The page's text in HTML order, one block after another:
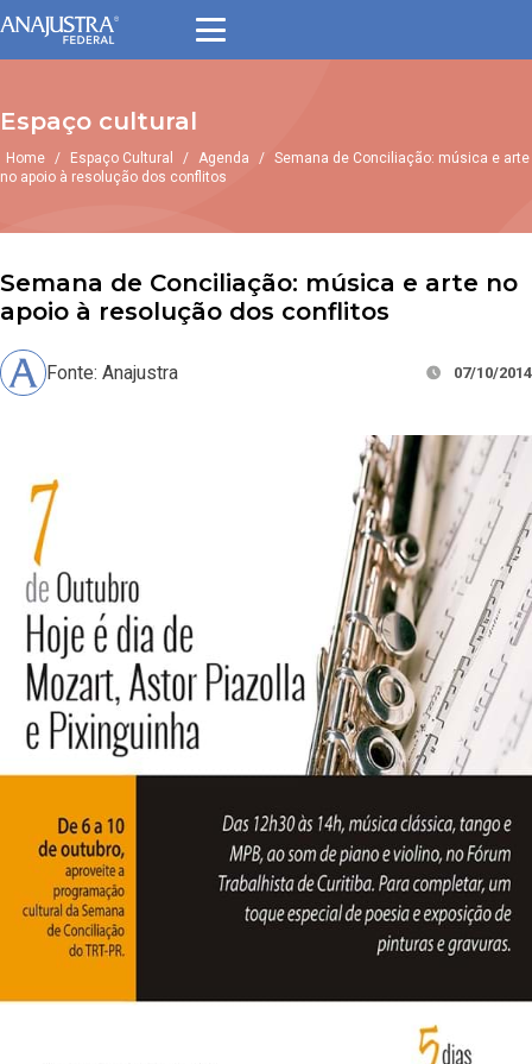
Espaço cultural
Home / Espaço Cultural / Agenda / Semana de Conciliação: música e arte
no apoio à resolução dos conflitos
Semana de Conciliação: música e arte no
apoio à resolução dos conflitos
Fonte: Anajustra 07/10/2014